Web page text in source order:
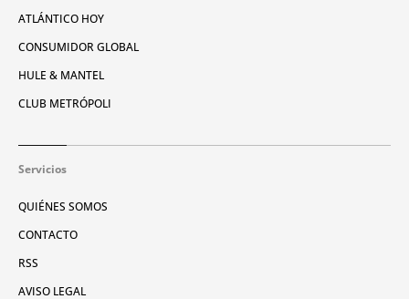
ATLÁNTICO HOY
CONSUMIDOR GLOBAL
HULE & MANTEL
CLUB METRÓPOLI
Servicios
QUIÉNES SOMOS
CONTACTO
RSS
AVISO LEGAL